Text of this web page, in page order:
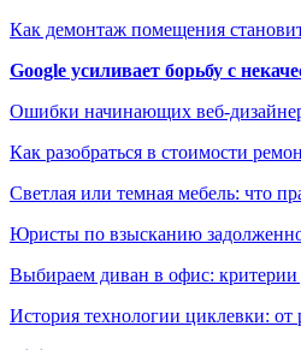
Как демонтаж помещения
Google усиливает борьбу с
Ошибки начинающих веб-
Как разобраться в стоимости
Светлая или темная мебель: что
Юристы по взысканию
Выбираем диван в офис:
История технологии циклевки: